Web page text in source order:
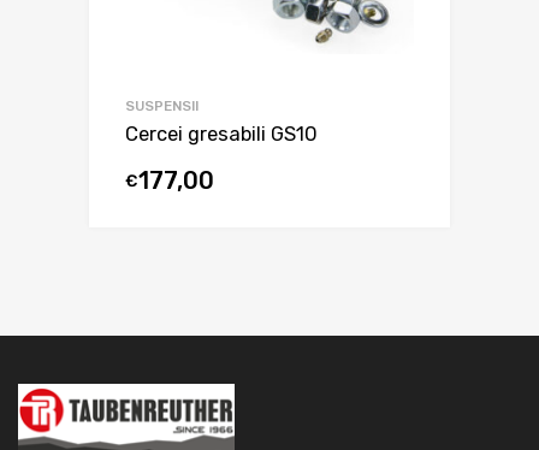
SUSPENSII
Cercei gresabili GS10
€177,00